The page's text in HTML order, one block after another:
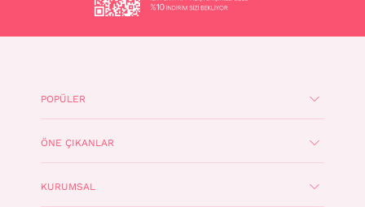
POPÜLER
ÖNE ÇIKANLAR
KURUMSAL